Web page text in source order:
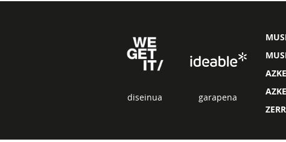
diseinua garapena